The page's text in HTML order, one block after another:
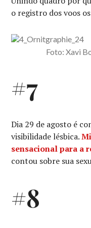
o registro dos voos
Foto: Xavi
#7
Dia 29 de agosto é
visibilidade lésbica.
sensacional para a
contou sobre sua
#8